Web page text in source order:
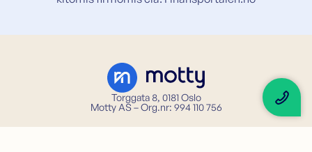
Torggata 8, 0181 Oslo
Motty AS – Org.nr: 994 110 756